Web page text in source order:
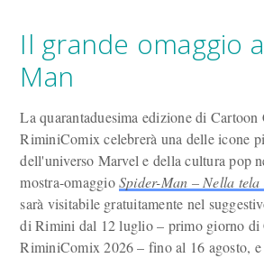
Il grande omaggio
Man
La quarantaduesima edizione di
RiminiComix celebrerà una delle icone
dell'universo Marvel e della cultura pop
mostra-omaggioSpider-Man – Nella
sarà visitabile gratuitamente nel
di Rimini dal 12 luglio – primo giorno
RiminiComix 2026 – fino al 16 agosto, e